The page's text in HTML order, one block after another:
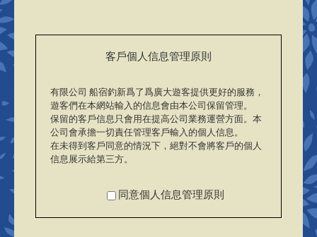
客戶個人信息管理原則
有限公司 船宿釣新爲了爲廣大遊客提供更好的服務，
遊客們在本網站輸入的信息會由本公司保留管理。
保留的客戶信息只會用在提高公司業務運營方面。本
公司會承擔一切責任管理客戶輸入的個人信息。
在未得到客戶同意的情況下，絕對不會將客戶的個人
信息展示給第三方。
同意個人信息管理原則